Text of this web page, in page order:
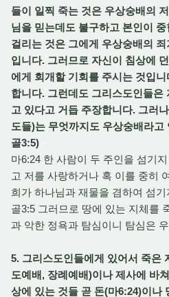
들이 일찍 죽는 것은 우상숭배의
님을 믿는데도 불구하고 본인이
걸리는 것은 그에게 우상숭배의
입니다. 그러므로 자신이 침상에
에게 회개할 기회를 주시는 것입
합니다. 그런데도 그리스도인들은
고 있다고 거듭 주장합니다. 그러
도들)는 무엇까지도 우상숭배라
골3:5)
마6:24 한 사람이 두 주인을 섬기
고 저를 사랑하거나 혹 이를 중히
희가 하나님과 재물을 겸하여 섬
골3:5 그러므로 땅에 있는 지체를
과 악한 정욕과 탐심이니 탐심은
5. 그리스도인들에게 있어서 죽은
도예배, 장례예배)이나 제사에 바
상에 있는 것들 곧 돈(마6:24)이나